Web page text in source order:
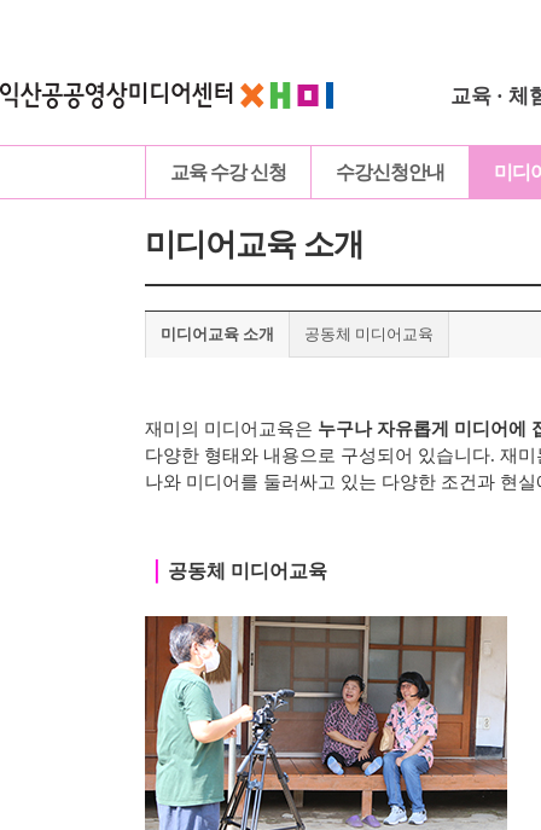
교육 · 체
교육 수강 신청 수강신청안내 미디
미디어교육 소개
미디어교육 소개 공동체 미디어교육
재미의 미디어교육은 누구나 자유롭게 미디어에
다양한 형태와 내용으로 구성되어 있습니다. 재미
나와 미디어를 둘러싸고 있는 다양한 조건과 현
공동체 미디어교육